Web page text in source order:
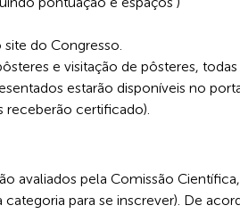
site do Congresso.
e visitação de pôsteres,
estarão disponíveis no
receberão certificado).
avaliados pela Comissão
para se inscrever). De